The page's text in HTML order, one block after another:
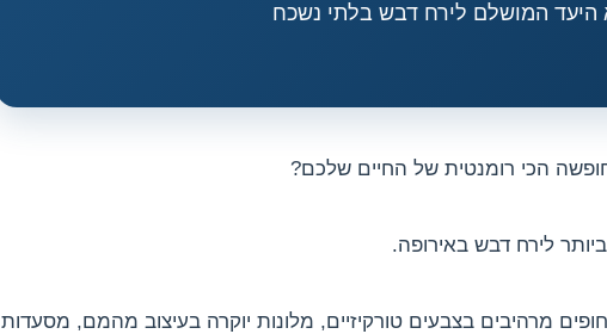
היעד המושלם לירח דבש בלתי נשכח
הכי רומנטית של החיים שלכם?
לירח דבש באירופה.
מרהיבים בצבעים טורקיזיים, מלונות יוקרה בעיצוב מהמם, מסעדות